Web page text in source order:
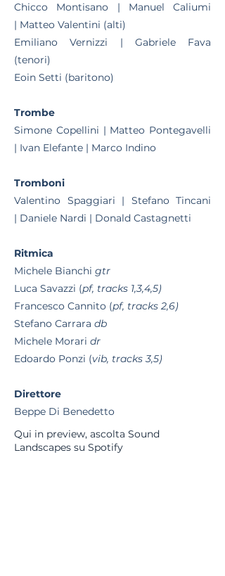
Chicco Montisano | Manuel Caliumi
| Matteo Valentini (alti)
Emiliano Vernizzi | Gabriele Fava
(tenori)
Eoin Setti (baritono)
Trombe
Simone Copellini | Matteo Pontegavelli
| Ivan Elefante | Marco Indino
Tromboni
Valentino Spaggiari | Stefano Tincani
| Daniele Nardi | Donald Castagnetti
Ritmica
Michele Bianchi gtr
Luca Savazzi (pf, tracks 1,3,4,5)
Francesco Cannito (pf, tracks 2,6)
Stefano Carrara db
Michele Morari dr
Edoardo Ponzi (vib, tracks 3,5)
Direttore
Beppe Di Benedetto
Qui in preview, ascolta Sound
Landscapes su Spotify